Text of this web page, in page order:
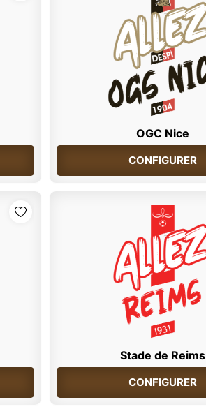
OGC Nice
CONFIGURER
Stade de Reims
CONFIGURER